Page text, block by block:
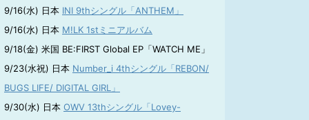
9/16(水) 日本 INI 9thシングル「ANTHEM」
9/16(水) 日本 M!LK 1stミニアルバム
9/18(金) 米国 BE:FIRST Global EP「WATCH ME」
9/23(水祝) 日本 Number_i 4thシングル「REBON/
BUGS LIFE/ DIGITAL GIRL」
9/30(水) 日本 OWV 13thシングル「Lovey-